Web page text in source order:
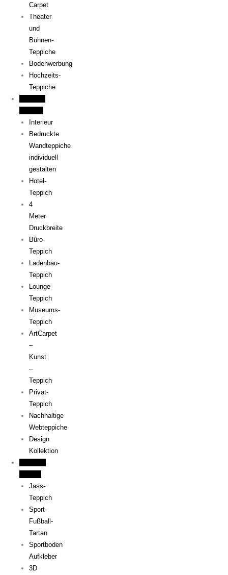
Carpet
Theater
und
Bühnen-
Teppiche
Bodenwerbung
Hochzeits-
Teppiche
Interieur
Interieur
Bedruckte
Wandteppiche
individuell
gestalten
Hotel-
Teppich
4
Meter
Druckbreite
Büro-
Teppich
Ladenbau-
Teppich
Lounge-
Teppich
Museums-
Teppich
ArtCarpet
–
Kunst
–
Teppich
Privat-
Teppich
Nachhaltige
Webteppiche
Design
Kollektion
Jass-
Teppich
Sport-
Fußball-
Tartan
Sportboden
Aufkleber
3D